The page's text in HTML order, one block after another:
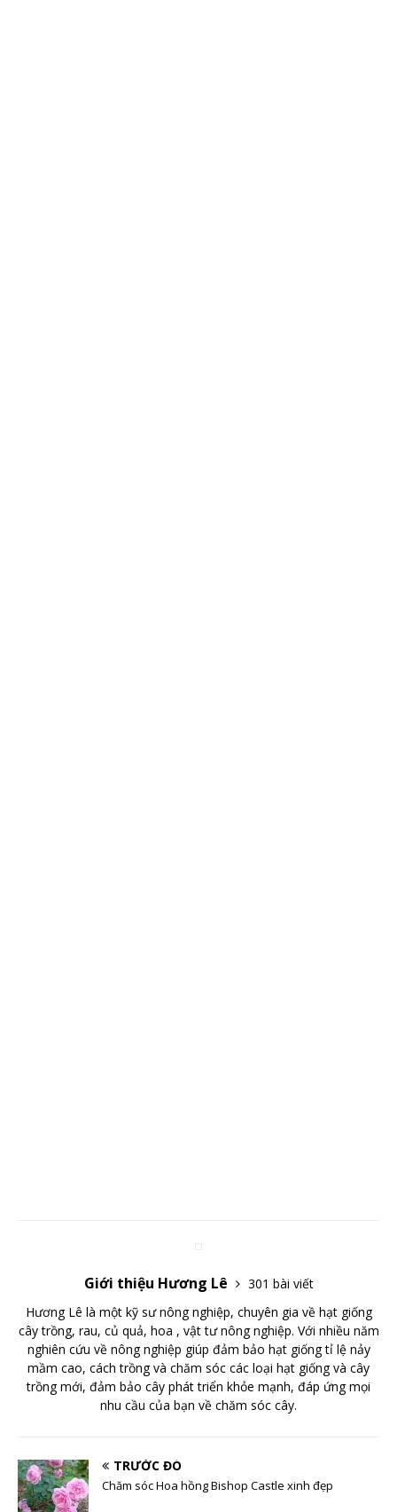
Giới thiệu Hương Lê
301 bài viết
Hương Lê là một kỹ sư nông nghiệp, chuyên gia về hạt giống
cây trồng, rau, củ quả, hoa , vật tư nông nghiệp. Với nhiều năm
nghiên cứu về nông nghiệp giúp đảm bảo hạt giống tỉ lệ nảy
mầm cao, cách trồng và chăm sóc các loại hạt giống và cây
trồng mới, đảm bảo cây phát triển khỏe mạnh, đáp ứng mọi
nhu cầu của bạn về chăm sóc cây.
TRƯỚC ĐÓ
Chăm sóc Hoa hồng Bishop Castle xinh đẹp